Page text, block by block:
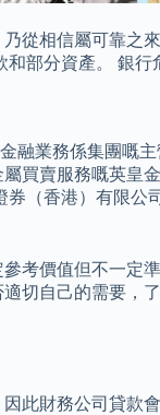
相信屬可靠之
部分資產。 銀行
融業務係集團
買賣服務嘅英
（香港）有限
價值但不一定
切自己的需要
此財務公司貸